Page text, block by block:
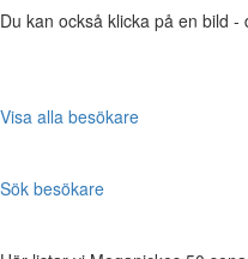
Du kan också klicka på en bild
Visa alla besökare
Sök besökare